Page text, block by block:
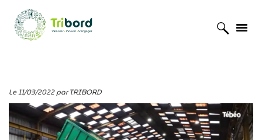
Accueil»
Le 11/03/2022 par TRIBORD